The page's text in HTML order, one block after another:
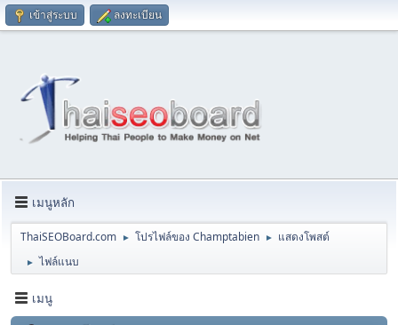
เข้าสู่ระบบ ลงทะเบียน
เมนูหลัก
ThaiSEOBoard.com ► โปรไฟล์ของ Champtabien ► แสดงโพสต์
► ไฟล์แนบ
เมนู